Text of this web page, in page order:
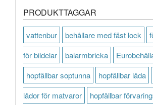
PRODUKTTAGGAR
vattenbur behållare med fäst lock
för bildelar
balarmbricka
hopfällbar soptunna
hopfällbar låda
lådor för matvaror
hopfällbar